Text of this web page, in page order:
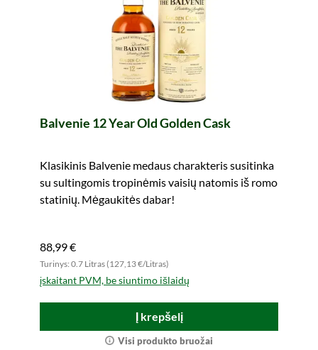
Balvenie 12 Year Old Golden Cask
Klasikinis Balvenie medaus charakteris susitinka
su sultingomis tropinėmis vaisių natomis iš romo
statinių. Mėgaukitės dabar!
88,99 €
Turinys: 0.7 Litras (127,13 €/Litras)
įskaitant PVM, be siuntimo išlaidų
Į krepšelį
Visi produkto bruožai